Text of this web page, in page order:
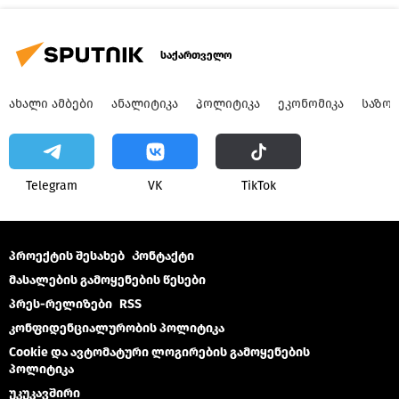
საქართველო
ᲐᲮᲐᲚᲘ ᲐᲛᲑᲔᲑᲘ ᲐᲜᲐᲚᲘᲢᲘᲙᲐ ᲞᲝᲚᲘᲢᲘᲙᲐ ᲔᲙᲝᲜᲝᲛᲘᲙᲐ
Telegram VK ТikТоk
პროექტის შესახებ Კონტაქტი
მასალების გამოყენების წესები
პრეს-რელიზები RSS
კონფიდენციალურობის პოლიტიკა
Cookie და ავტომატური ლოგირების გამოყენების
პოლიტიკა
უკუკავშირი